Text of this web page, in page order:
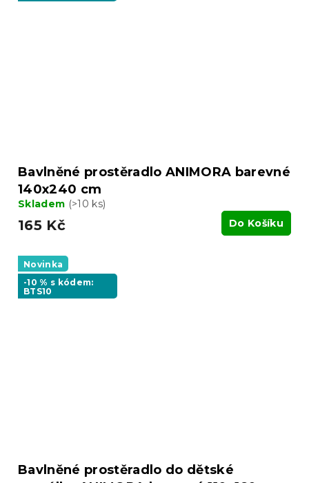
Bavlněné prostěradlo ANIMORA barevné
140x240 cm
Skladem (>10 ks)
165 Kč Do Košíku
Novinka
-10 % s kódem:
BTS10
Bavlněné prostěradlo do dětské